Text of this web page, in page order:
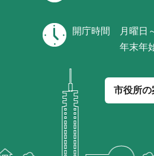
開庁時間
月曜日
年末年
市役所の